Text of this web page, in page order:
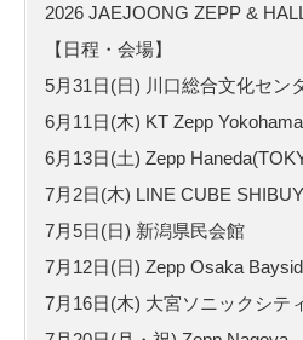
2026 JAEJOONG ZEPP &
【日程・会場】
5月31日(日) 川口総合文化セン
6月11日(木) KT Zepp Yokohama
6月13日(土) Zepp
7月2日(木) LINE CUBE
7月5日(日) 新潟県民会館
7月12日(日) Zepp Osaka
7月16日(木) 大宮ソニックシテ